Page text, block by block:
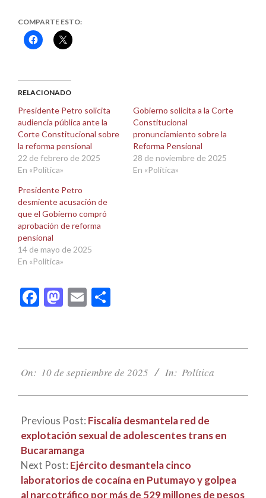
COMPARTE ESTO:
Haz
clic
abre
una
ventana
nueva)
Haz
clic
abre
una
ventana
nueva)
RELACIONADO
Presidente Petro solicita
audiencia pública ante la
Corte Constitucional sobre
la reforma pensional
22 de febrero de 2025
En «Política»
Gobierno solicita a la Corte
Constitucional
pronunciamiento sobre la
Reforma Pensional
28 de noviembre de 2025
En «Política»
Presidente Petro
desmiente acusación de
que el Gobierno compró
aprobación de reforma
pensional
14 de mayo de 2025
En «Política»
Facebook
Mastodon
Email
09-
On: 10 de septiembre de 2025 In: Política
Previous Post: Fiscalía desmantela red de
explotación sexual de adolescentes trans en
Bucaramanga
Next Post: Ejército desmantela cinco
laboratorios de cocaína en Putumayo y golpea
al narcotráfico por más de 529 millones de pesos